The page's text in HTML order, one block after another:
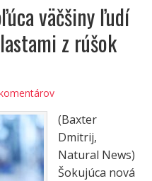
väčšiny ľudí
z rúšok
(Baxter
Dmitrij,
Natural News)
Šokujúca nová